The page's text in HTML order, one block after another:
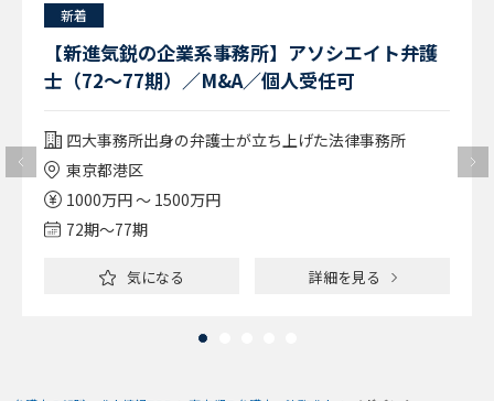
新着
【新進気鋭の企業系事務所】アソシエイト弁護
士（72～77期）／M&A／個人受任可
四大事務所出身の弁護士が立ち上げた法律事務所
東京都港区
1000万円 ～ 1500万円
72期〜77期
気になる 詳細を見る